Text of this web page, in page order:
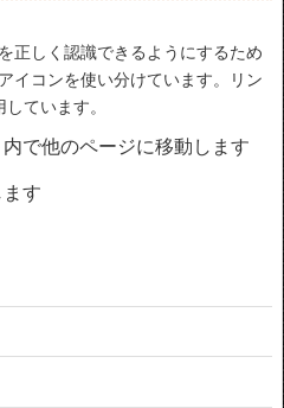
正しく認識できるようにするため
イコンを使い分けています。リン
ています。
内で他のページに移動します
ます